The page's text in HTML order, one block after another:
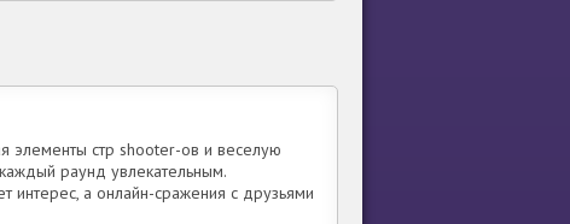
элементы стр shooter-ов и веселую
раунд увлекательным.
интерес, а онлайн-сражения с друзьями